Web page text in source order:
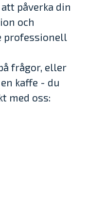
påverka din
och
professionell
frågor, eller
kaffe - du
med oss: